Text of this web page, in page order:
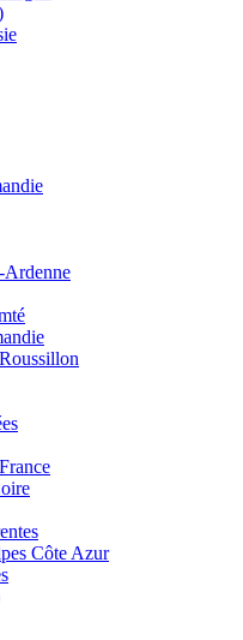
Ardenne
Côte Azur